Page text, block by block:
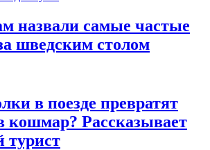
назвали самые частые
шведским столом
в поезде превратят
кошмар? Рассказывает